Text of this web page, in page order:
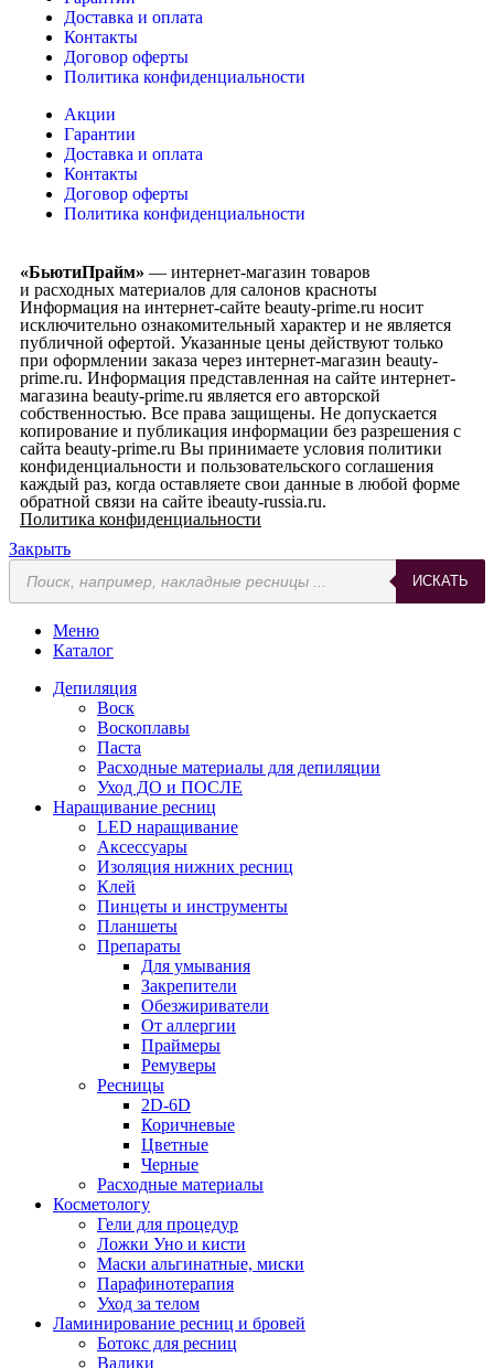
Доставка и оплата
Контакты
Договор оферты
Политика конфиденциальности
Акции
Гарантии
Доставка и оплата
Контакты
Договор оферты
Политика конфиденциальности
«БьютиПрайм» — интернет-магазин товаров
и расходных материалов для салонов красноты
Информация на интернет-сайте beauty-prime.ru носит
исключительно ознакомительный характер и не является
публичной офертой. Указанные цены действуют только
при оформлении заказа через интернет-магазин beauty-
prime.ru. Информация представленная на сайте интернет-
магазина beauty-prime.ru является его авторской
собственностью. Все права защищены. Не допускается
копирование и публикация информации без разрешения с
сайта beauty-prime.ru Вы принимаете условия политики
конфиденциальности и пользовательского соглашения
каждый раз, когда оставляете свои данные в любой форме
обратной связи на сайте ibeauty-russia.ru.
Политика конфиденциальности
Закрыть
ИСКАТЬ
Меню
Каталог
Депиляция
Воск
Воскоплавы
Паста
Расходные материалы для депиляции
Уход ДО и ПОСЛЕ
Наращивание ресниц
LED наращивание
Аксессуары
Изоляция нижних ресниц
Клей
Пинцеты и инструменты
Планшеты
Препараты
Для умывания
Закрепители
Обезжириватели
От аллергии
Праймеры
Ремуверы
Ресницы
2D-6D
Коричневые
Цветные
Черные
Расходные материалы
Косметологу
Гели для процедур
Ложки Уно и кисти
Маски альгинатные, миски
Парафинотерапия
Уход за телом
Ламинирование ресниц и бровей
Ботокс для ресниц
Валики